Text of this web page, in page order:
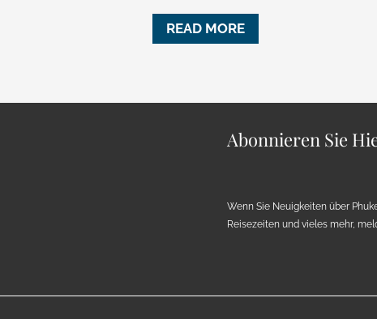
READ MORE
Abonnieren Sie
Wenn Sie Neuigkeiten über
Reisezeiten und vieles mehr,